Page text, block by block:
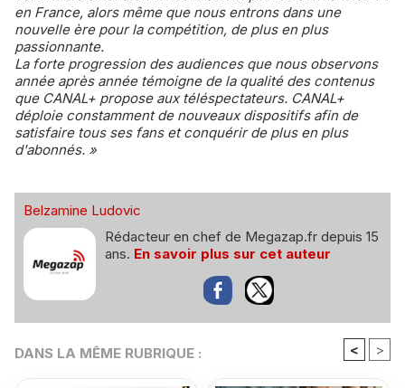
en France, alors même que nous entrons dans une
nouvelle ère pour la compétition, de plus en plus
passionnante.
La forte progression des audiences que nous observons
année après année témoigne de la qualité des contenus
que CANAL+ propose aux téléspectateurs. CANAL+
déploie constamment de nouveaux dispositifs afin de
satisfaire tous ses fans et conquérir de plus en plus
d'abonnés. »
Belzamine Ludovic
Rédacteur en chef de Megazap.fr depuis 15
ans. En savoir plus sur cet auteur
DANS LA MÊME RUBRIQUE : < >